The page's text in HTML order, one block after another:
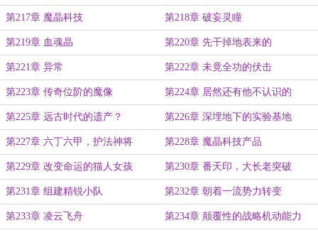
第217章 魔晶科技 第218章 破妄灵瞳
第219章 血魂晶 第220章 先干掉地表来的
第221章 异常 第222章 未竟全功的伏击
第223章 传奇位阶的魔像 第224章 居然还有他不认识的
第225章 远古时代的遗产？ 第226章 深埋地下的实验基地
第227章 六丁六甲，护法神将 第228章 魔晶科技产品
第229章 改变命运的猫人女孩 第230章 番天印，大长老突破
第231章 组建精锐小队 第232章 朝着一流势力转变
第233章 凌云飞舟 第234章 颠覆性的战略机动能力